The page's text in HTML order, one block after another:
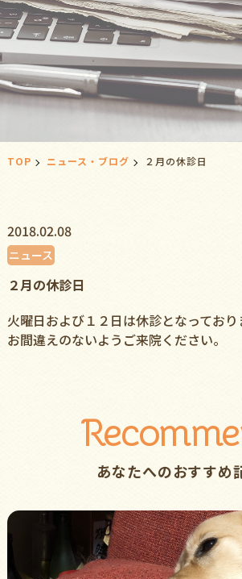
TOP ニュース・ブログ ２月の休診日
2018.02.08
ニュース
２月の休診日
火曜日および１２日は休診となっており
お間違えのないようご来院ください。
あなたへのおすすめ